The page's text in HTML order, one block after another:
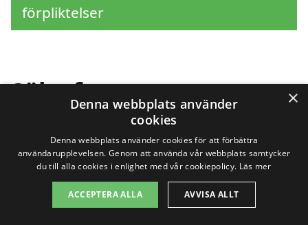
förpliktelser
Sök efter en
professionell för
trädgårdsarbete i andra
städer nära Svenstavik
×
Denna webbplats använder
cookies
Denna webbplats använder cookies för att förbättra
användarupplevelsen. Genom att använda vår webbplats samtycker
du till alla cookies i enlighet med vår cookiepolicy. Läs mer
ACCEPTERA ALLA AVVISA ALLT